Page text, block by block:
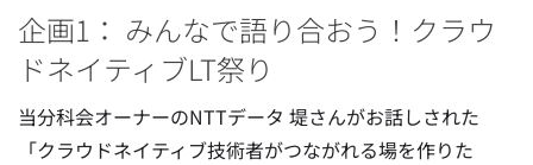
企画1： みんなで語り合おう！クラウ
ドネイティブLT祭り
当分科会オーナーのNTTデータ 堤さんがお話しされた
「クラウドネイティブ技術者がつながれる場を作りた